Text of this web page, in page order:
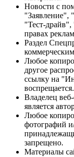
Новости с
"Тест-
правах
Раздел
Любое
другое
ссылку на
воспрещается.
Владелец
является
Любое
фотографий
запрещено.
Материалы